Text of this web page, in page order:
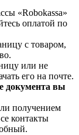
«Robokassa»
оплатой по
с товаром,
или не
его на почте.
документа вы
получением
контакты